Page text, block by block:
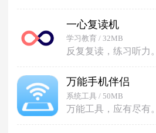
一心复读机
学习教育 / 32MB
反复复读，练习听力。
万能手机伴侣
系统工具 / 50MB
万能工具，应有尽有。